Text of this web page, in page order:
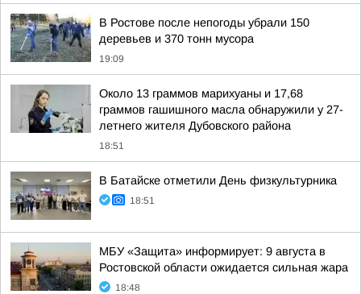
В Ростове после непогоды убрали 150
деревьев и 370 тонн мусора
19:09
Около 13 граммов марихуаны и 17,68
граммов гашишного масла обнаружили у 27-
летнего жителя Дубовского района
18:51
В Батайске отметили День физкультурника
18:51
МБУ «Защита» информирует: 9 августа в
Ростовской области ожидается сильная жара
18:48